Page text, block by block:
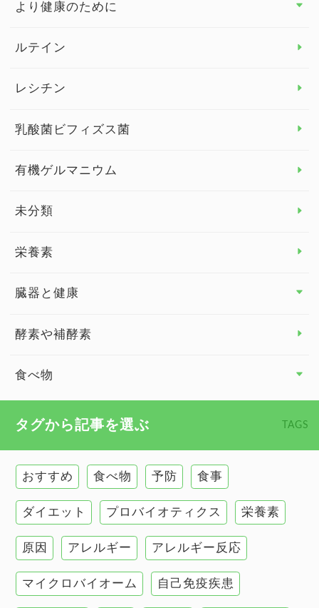
より健康のために
より健康のために トップ
眼の健康
睡眠
ルテイン
レシチン
乳酸菌ビフィズス菌
有機ゲルマニウム
未分類
栄養素
臓器と健康
臓器と健康 トップ
慢性疲労
甲状腺
肌
肝臓の健康
腸の健康
酵素や補酵素
食べ物
タグから記事を選ぶ TAGS
おすすめ 食べ物 予防 食事
ダイエット プロバイオティクス 栄養素
原因 アレルギー アレルギー反応
マイクロバイオーム 自己免疫疾患